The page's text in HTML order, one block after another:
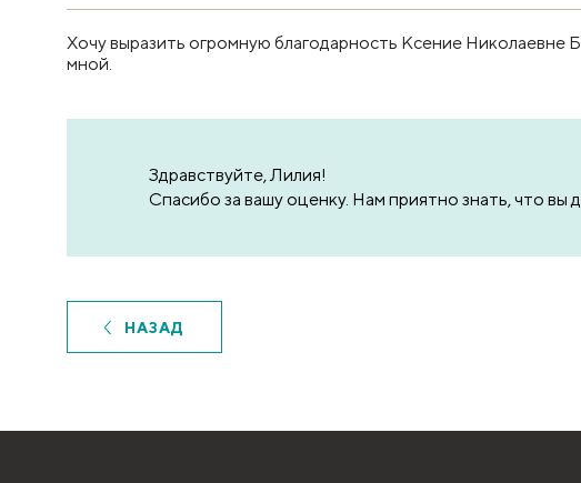
Хочу выразить огромную благодарность Ксение
мной.
Здравствуйте, Лилия!
Спасибо за вашу оценку. Нам приятно знать, что
НАЗАД